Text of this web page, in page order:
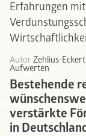
Erfahrungen
Autor Zehlius-
Aufwerten
Bestehende
verstärkte
in